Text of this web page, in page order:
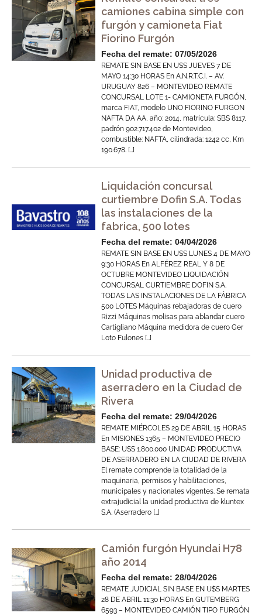
camiones cabina simple con
furgón y camioneta Fiat
Fiorino Furgón
Fecha del remate: 07/05/2026
REMATE SIN BASE EN U$S JUEVES 7 DE
MAYO 14:30 HORAS En A.N.R.T.C.I. – AV.
URUGUAY 826 – MONTEVIDEO REMATE
CONCURSAL LOTE 1- CAMIONETA FURGÓN,
marca FIAT, modelo UNO FIORINO FURGON
NAFTA DA AA, año: 2014, matrícula: SBS 8117,
padrón 902.717.402 de Montevideo,
combustible: NAFTA, cilindrada: 1242 cc, Km
190.678. […]
Liquidación concursal
curtiembre Dofin S.A. Todas
las instalaciones de la
fabrica, 500 lotes
Fecha del remate: 04/04/2026
REMATE SIN BASE EN U$S LUNES 4 DE MAYO
9:30 HORAS En ALFÉREZ REAL Y 8 DE
OCTUBRE MONTEVIDEO LIQUIDACIÓN
CONCURSAL CURTIEMBRE DOFIN S.A.
TODAS LAS INSTALACIONES DE LA FÁBRICA
500 LOTES Máquinas rebajadoras de cuero
Rizzi Máquinas molisas para ablandar cuero
Cartigliano Máquina medidora de cuero Ger
Loto Fulones […]
Unidad productiva de
aserradero en la Ciudad de
Rivera
Fecha del remate: 29/04/2026
REMATE MIÉRCOLES 29 DE ABRIL 15 HORAS
En MISIONES 1365 – MONTEVIDEO PRECIO
BASE: U$S 1.800.000 UNIDAD PRODUCTIVA
DE ASERRADERO EN LA CIUDAD DE RIVERA
El remate comprende la totalidad de la
maquinaria, permisos y habilitaciones,
municipales y nacionales vigentes. Se remata
extrajudicial la unidad productiva de kluntex
S.A. (Aserradero […]
Camión furgón Hyundai H78
año 2014
Fecha del remate: 28/04/2026
REMATE JUDICIAL SIN BASE EN U$S MARTES
28 DE ABRIL 11:30 HORAS En GUTEMBERG
6593 – MONTEVIDEO CAMIÓN TIPO FURGÓN